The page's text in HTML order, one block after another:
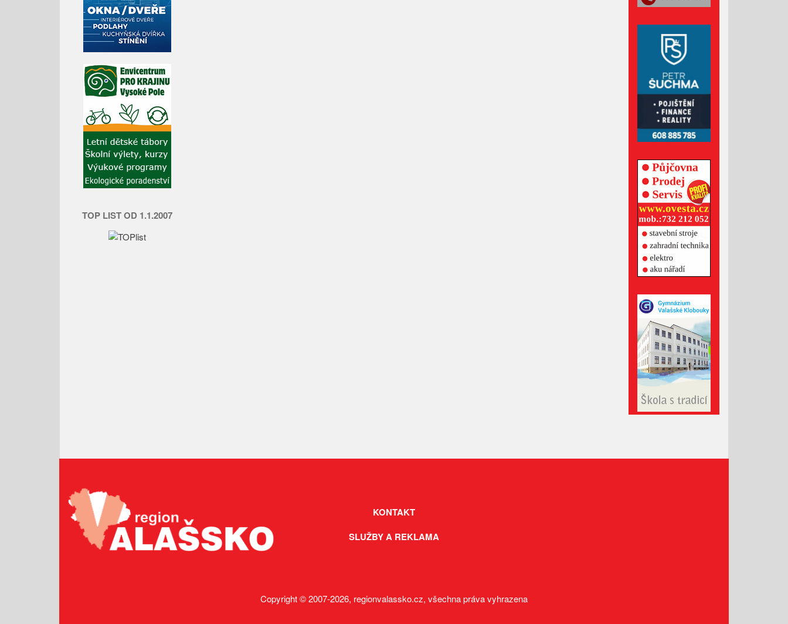
Září 2022
Srpen 2022
Červenec 2022
Červen 2022
Květen 2022
Duben 2022
Březen 2022
Únor 2022
Leden 2022
Prosinec 2021
Listopad 2021
Říjen 2021
Září 2021
Srpen 2021
Červenec 2021
Červen 2021
Duben 2021
Březen 2021
Únor 2021
Leden 2021
Prosinec 2020
Listopad 2020
Říjen 2020
TOP LIST OD 1.1.2007
KONTAKT
SLUŽBY A REKLAMA
Copyright © 2007-2026, regionvalassko.cz, všechna práva vyhrazena